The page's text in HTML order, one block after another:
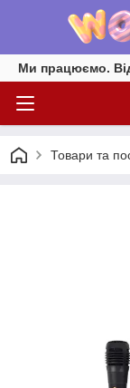
Ми працюємо.
Товари та